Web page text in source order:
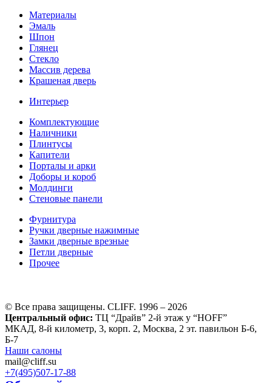
Материалы
Эмаль
Шпон
Глянец
Стекло
Массив дерева
Крашеная дверь
Интерьер
Комплектующие
Наличники
Плинтусы
Капители
Порталы и арки
Доборы и короб
Молдинги
Стеновые панели
Фурнитура
Ручки дверные нажимные
Замки дверные врезные
Петли дверные
Прочее
© Все права защищены. CLIFF. 1996 – 2026
Центральный офис: ТЦ “Драйв” 2-й этаж у “HOFF”
МКАД, 8-й километр, 3, корп. 2, Москва, 2 эт. павильон Б-6,
Б-7
Наши салоны
mail@cliff.su
+7(495)507-17-88